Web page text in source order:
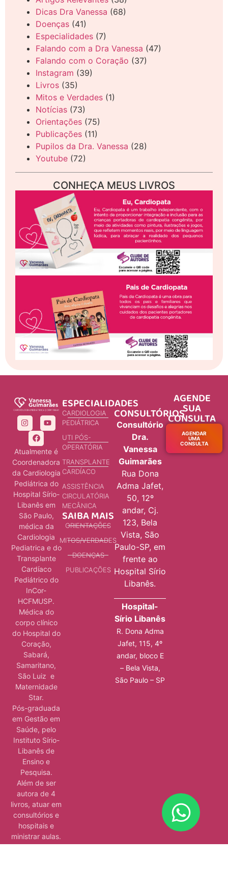
Dicas Dra Vanessa (68)
Doenças (41)
Especialidades (7)
Falando com a Dra Vanessa (47)
Falando com o Coração (37)
Instagram (39)
Livros (35)
Mitos e Verdades (1)
Notícias (73)
Orientações (75)
Publicações (11)
Pupilos da Dra. Vanessa (28)
Youtube (72)
CONHEÇA MEUS LIVROS
Atualmente é
Coordenadora
da Cardiologia
Pediátrica do
Hospital Sírio-
Libanês em
São Paulo,
médica da
Cardiologia
Pediatrica e do
Transplante
Cardíaco
Pediátrico do
InCor-
HCFMUSP.
Médica do
corpo clínico
do Hospital do
Coração,
Sabará,
Samaritano,
São Luiz e
Maternidade
Star.
Pós-graduada
em Gestão em
Saúde, pelo
Instituto Sírio-
Libanês de
Ensino e
Pesquisa.
Além de ser
autora de 4
livros, atuar em
consultórios e
hospitais e
ministrar aulas.
ESPECIALIDADES
CARDIOLOGIA
PEDIÁTRICA
UTI PÓS-
OPERATÓRIA
TRANSPLANTE
CARDÍACO
ASSISTÊNCIA
CIRCULATÓRIA
MECÂNICA
SAIBA MAIS
ORIENTAÇÕES
MITOS/VERDADES
DOENÇAS
PUBLICAÇÕES
CONSULTÓRIOS
Consultório
Dra.
Vanessa
Guimarães
Rua Dona
Adma Jafet,
50, 12º
andar, Cj.
123, Bela
Vista, São
Paulo-SP, em
frente ao
Hospital Sírio
Libanês.
Hospital-
Sírio Libanês
R. Dona Adma
Jafet, 115, 4º
andar, bloco E
– Bela Vista,
São Paulo – SP
AGENDE
SUA
CONSULTA
AGENDAR
UMA
CONSULTA